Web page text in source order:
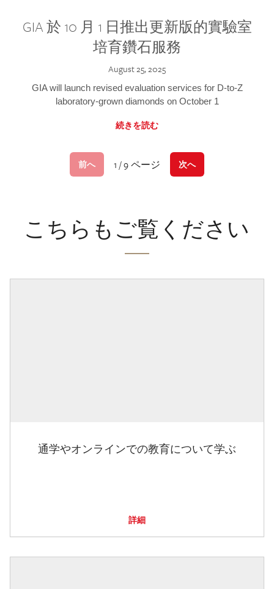
GIA 於 10 月 1 日推出更新版的實驗室
培育鑽石服務
August 25, 2025
GIA will launch revised evaluation services for D-to-Z
laboratory-grown diamonds on October 1
続きを読む
前へ 1 / 9 ページ 次へ
こちらもご覧ください
通学やオンラインでの教育について学ぶ
詳細